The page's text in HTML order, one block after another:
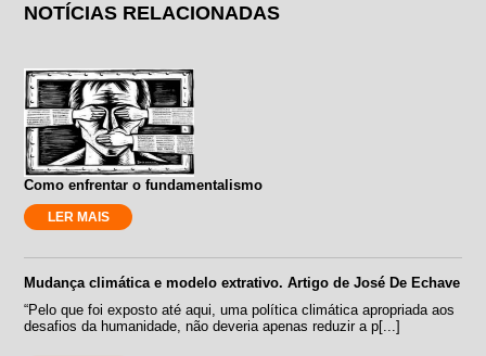
NOTÍCIAS RELACIONADAS
Como enfrentar o fundamentalismo
LER MAIS
Mudança climática e modelo extrativo. Artigo de José De Echave
“Pelo que foi exposto até aqui, uma política climática apropriada aos
desafios da humanidade, não deveria apenas reduzir a p[...]